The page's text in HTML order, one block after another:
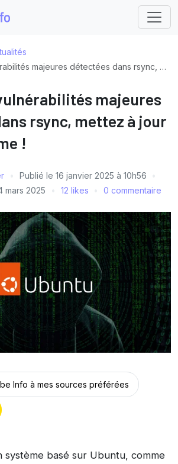
détectées dans rsync, mettez à jour votre système !
majeures
rsync, mettez à jour
!
Publié le 16 janvier 2025 à 10h56
mars 2025 12 likes 0 commentaire
Info à mes sources préférées
système basé sur Ubuntu, comme